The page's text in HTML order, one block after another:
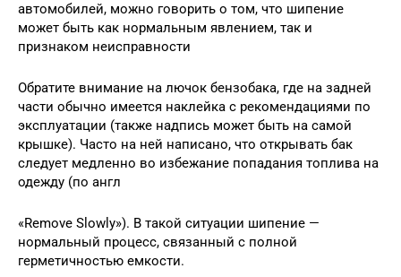
автомобилей, можно говорить о том, что шипение
может быть как нормальным явлением, так и
признаком неисправности
Обратите внимание на лючок бензобака, где на задней
части обычно имеется наклейка с рекомендациями по
эксплуатации (также надпись может быть на самой
крышке). Часто на ней написано, что открывать бак
следует медленно во избежание попадания топлива на
одежду (по англ
«Remove Slowly»). В такой ситуации шипение —
нормальный процесс, связанный с полной
герметичностью емкости.